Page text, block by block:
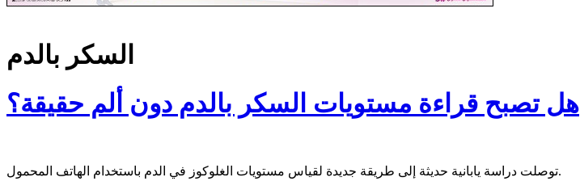
السكر بالدم
هل تصبح قراءة مستويات السكر بالدم دون ألم حقيقة؟
توصلت دراسة يابانية حديثة إلى طريقة جديدة لقياس مستويات الغلوكوز في الدم باستخدام الهاتف المحمول.